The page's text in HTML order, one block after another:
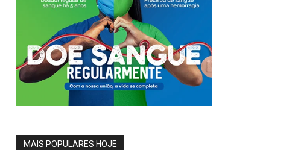
MAIS POPULARES HOJE